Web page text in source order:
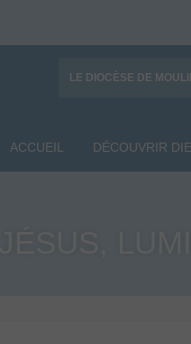
LE DIOCÈSE DE
ACCUEIL DÉCOUVRIR